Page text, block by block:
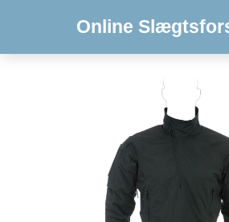
Online